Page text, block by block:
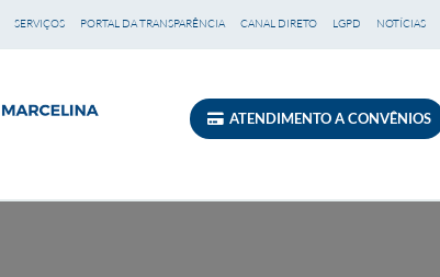
SERVIÇOS PORTAL DA TRANSPARÊNCIA CANAL DIRETO LGPD NOTÍCIAS
ATENDIMENTO A CONVÊNIOS